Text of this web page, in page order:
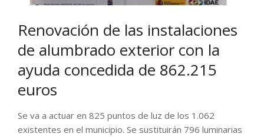
Renovación de las instalaciones
de alumbrado exterior con la
ayuda concedida de 862.215
euros
Se va a actuar en 825 puntos de luz de los 1.062
existentes en el municipio. Se sustituirán 796 luminarias